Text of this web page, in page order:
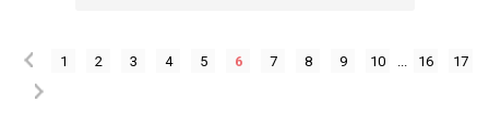
1 2 3 4 5 6 7 8 9 10 16 17